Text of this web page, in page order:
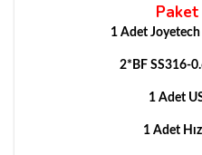
1 Adet
2*BF SS316-
1 Adet
1 Adet